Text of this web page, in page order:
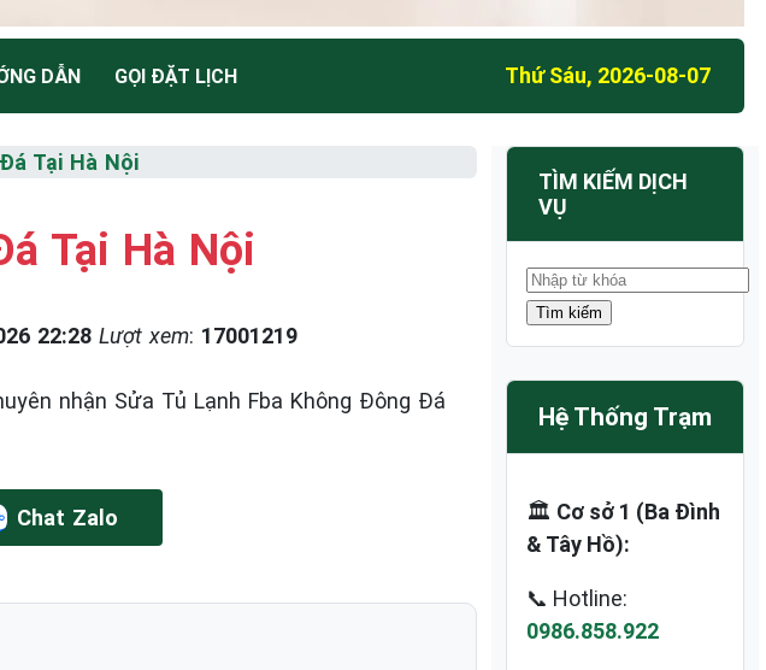
DẪN GỌI ĐẶT LỊCH Thứ Sáu, 2026-08-07
Tại Hà Nội
Tại Hà Nội
22:28 Lượt xem: 17001219
nhận Sửa Tủ Lạnh Fba Không Đông Đá
Chat Zalo
TÌM KIẾM DỊCH
VỤ
Hệ Thống Trạm
🏛️ Cơ sở 1 (Ba Đình
& Tây Hồ):
📞 Hotline:
0986.858.922